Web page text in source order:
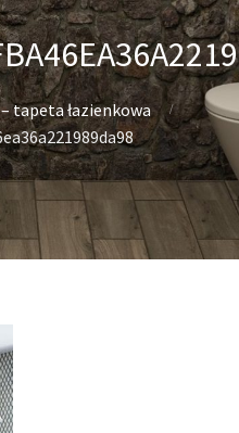
tapeta łazienkowa